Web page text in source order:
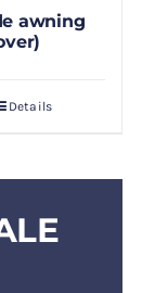
awning
Details